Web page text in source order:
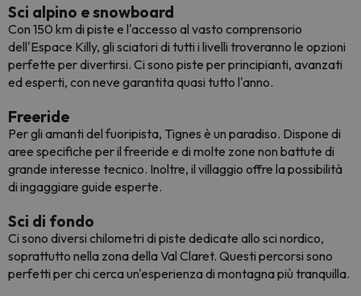
Sci alpino e snowboard
Con 150 km di piste e l'accesso al vasto comprensorio
dell'Espace Killy, gli sciatori di tutti i livelli troveranno le opzioni
perfette per divertirsi. Ci sono piste per principianti, avanzati
ed esperti, con neve garantita quasi tutto l'anno.
Freeride
Per gli amanti del fuoripista, Tignes è un paradiso. Dispone di
aree specifiche per il freeride e di molte zone non battute di
grande interesse tecnico. Inoltre, il villaggio offre la possibilità
di ingaggiare guide esperte.
Sci di fondo
Ci sono diversi chilometri di piste dedicate allo sci nordico,
soprattutto nella zona della Val Claret. Questi percorsi sono
perfetti per chi cerca un'esperienza di montagna più tranquilla.